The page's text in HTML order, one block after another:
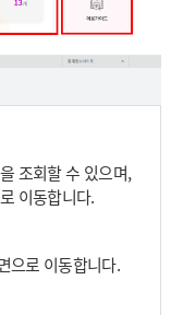
조회할 수 있으며,
이동합니다.
으로 이동합니다.